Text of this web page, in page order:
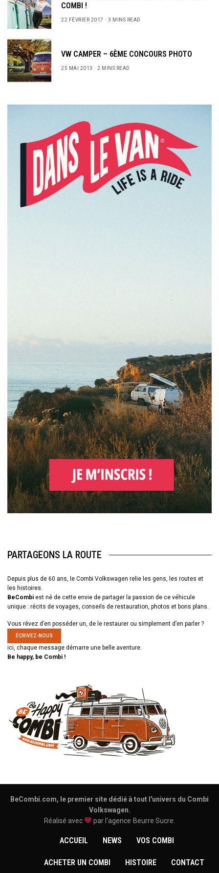
COMBI !
22 FÉVRIER 2017 3 MINS READ
VW CAMPER – 6ÈME CONCOURS PHOTO
25 MAI 2013 2 MINS READ
PARTAGEONS LA ROUTE
Depuis plus de 60 ans, le Combi Volkswagen relie les gens, les routes et
les histoires.
BeCombi est né de cette envie de partager la passion de ce véhicule
unique : récits de voyages, conseils de restauration, photos et bons plans.
Vous rêvez d’en posséder un, de le restaurer ou simplement d’en parler ?
ÉCRIVEZ-NOUS
ici, chaque message démarre une belle aventure.
Be happy, be Combi !
BeCombi.com, le premier site dédié à tout l'univers du Combi
Volkswagen.
Réalisé avec
par l'agence Beurre Sucre
ACCUEIL NEWS VOS COMBI
ACHETER UN COMBI HISTOIRE CONTACT